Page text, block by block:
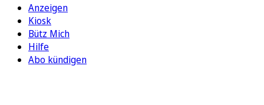
Anzeigen
Kiosk
Bütz Mich
Hilfe
Abo kündigen